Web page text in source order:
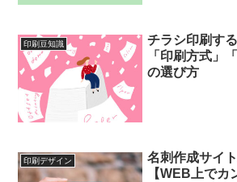
印刷豆知識
チラシ印刷す
「印刷方式」
の選び方
印刷デザイン
名刺作成サイ
【WEB上でカ